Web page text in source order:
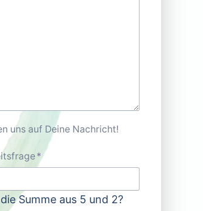
uns auf Deine Nachricht!
*
Summe aus 5 und 2?